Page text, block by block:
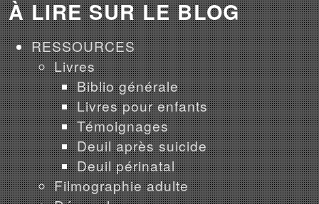
À LIRE SUR LE BLOG
RESSOURCES
Livres
Biblio générale
Livres pour enfants
Témoignages
Deuil après suicide
Deuil périnatal
Filmographie adulte